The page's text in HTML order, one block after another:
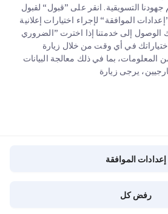
إعدادات الموافقة
سياسة الكوكيز
التسويقية. انقر على ”قبول“ لقبول
الموافقة“ لإجراء اختيارات إعلانية
الوصول إلى خدمتنا إذا اخترت ”الضروري
في أي وقت من خلال زيارة
المعلومات، بما في ذلك معالجة البيانات
يرجى زيارة
إعدادات الموافقة
رفض كل